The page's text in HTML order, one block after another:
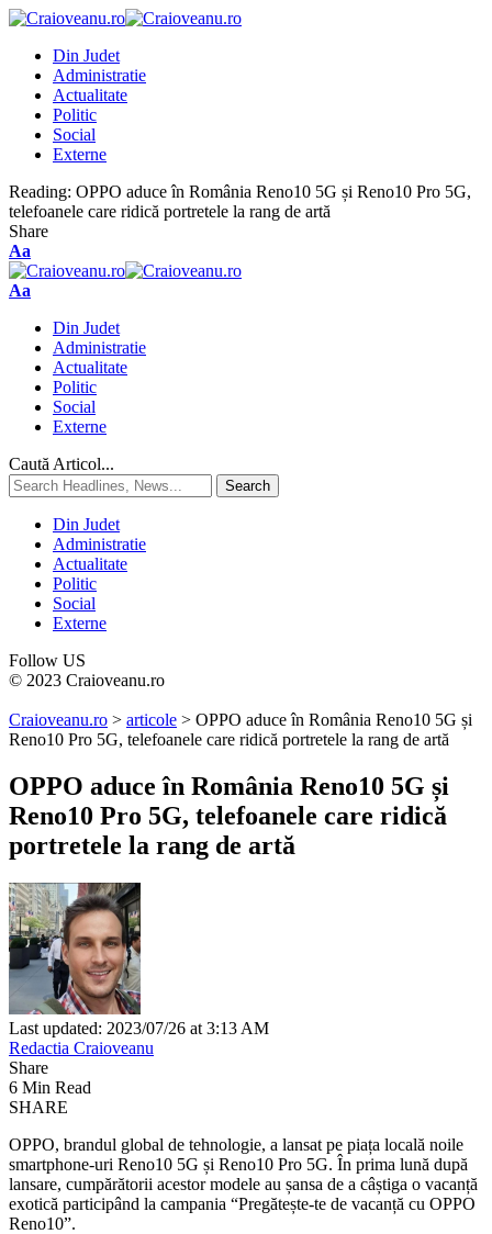
Din Judet
Administratie
Actualitate
Politic
Social
Externe
Reading: OPPO aduce în România Reno10 5G și Reno10 Pro 5G,
telefoanele care ridică portretele la rang de artă
Share
Aa
Aa
Din Judet
Administratie
Actualitate
Politic
Social
Externe
Caută Articol...
Din Judet
Administratie
Actualitate
Politic
Social
Externe
Follow US
© 2023 Craioveanu.ro
Craioveanu.ro > articole > OPPO aduce în România Reno10 5G și
Reno10 Pro 5G, telefoanele care ridică portretele la rang de artă
OPPO aduce în România Reno10 5G și
Reno10 Pro 5G, telefoanele care ridică
portretele la rang de artă
Last updated: 2023/07/26 at 3:13 AM
Redactia Craioveanu
Share
6 Min Read
SHARE
OPPO, brandul global de tehnologie, a lansat pe piața locală noile
smartphone-uri Reno10 5G și Reno10 Pro 5G. În prima lună după
lansare, cumpărătorii acestor modele au șansa de a câștiga o vacanță
exotică participând la campania “Pregătește-te de vacanță cu OPPO
Reno10”.